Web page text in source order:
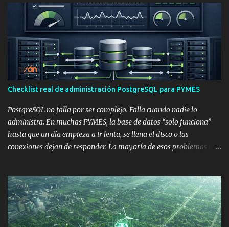
r
o
s
Checklist real de administración PostgreSQL para PYMES
PostgreSQL no falla por ser complejo. Falla cuando nadie lo
administra. En muchas PYMES, la base de datos “solo funciona”
hasta que un día empieza a ir lenta, se llena el disco o las
conexiones dejan de responder. La mayoría de esos problemas no
en entornos productivos, adaptadas a una realidad PYME: recursos
limitados, pero necesidad de estabilidad . 1️⃣ Checklist esencial de
base de datos 🗄️ Mantenimiento y crecimiento ✔️ Autovacuum
activo y funcionando ✔️ Revisión periódica de tablas con